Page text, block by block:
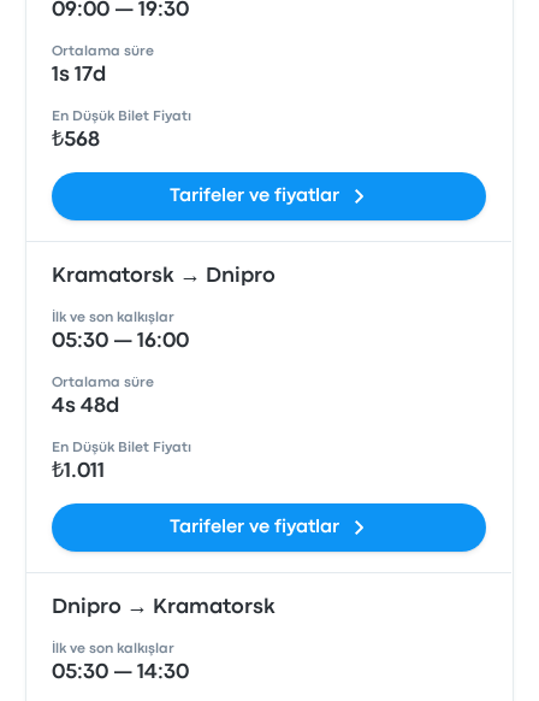
09:00 — 19:30
Ortalama süre
1s 17d
En Düşük Bilet Fiyatı
₺568
Tarifeler ve fiyatlar
Kramatorsk → Dnipro
İlk ve son kalkışlar
05:30 — 16:00
Ortalama süre
4s 48d
En Düşük Bilet Fiyatı
₺1.011
Tarifeler ve fiyatlar
Dnipro → Kramatorsk
İlk ve son kalkışlar
05:30 — 14:30